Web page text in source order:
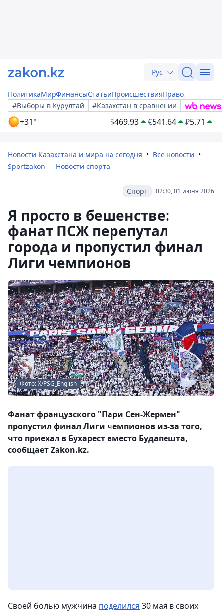
Рус
ПолитикаМирФинансыСтатьиПроисшествияПраво
#Выборы в Курултай
#Казахстан в сравнении
+31° $469.93 €541.64 ₽5.71
Новости Казахстана и мира на сегодня
Все новости
Sportzakon — Новости спорта
02:30, 01 июня 2026
Спорт
Я просто в бешенстве:
фанат ПСЖ перепутал
города и пропустил финал
Лиги чемпионов
Фото: Х/PSG_English
Фанат французского "Пари Сен-Жермен"
пропустил финал Лиги чемпионов из-за того,
что приехал в Бухарест вместо Будапешта,
сообщает Zakon.kz.
Своей болью мужчина поделился 30 мая в своих